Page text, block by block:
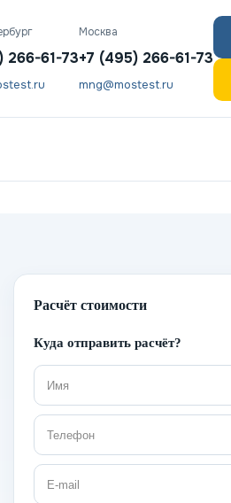
266-61-73
Москва
+7 (495) 266-61-73
mng@mostest.ru
Расчёт стоимости
Куда отправить расчёт?